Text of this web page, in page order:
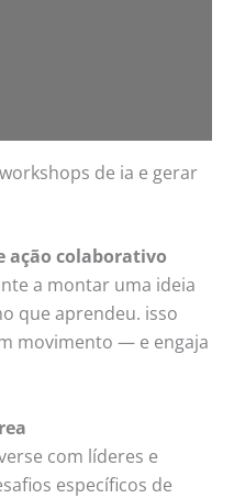
de ia e gerar
ação colaborativo
a montar uma ideia
que aprendeu. isso
movimento — e engaja
com líderes e
específicos de